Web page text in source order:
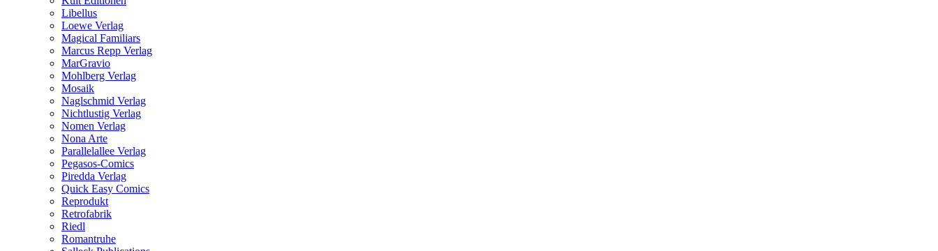
Libellus
Loewe Verlag
Magical Familiars
Marcus Repp Verlag
MarGravio
Mohlberg Verlag
Mosaik
Naglschmid Verlag
Nichtlustig Verlag
Nomen Verlag
Nona Arte
Parallelallee Verlag
Pegasos-Comics
Piredda Verlag
Quick Easy Comics
Reprodukt
Retrofabrik
Riedl
Romantruhe